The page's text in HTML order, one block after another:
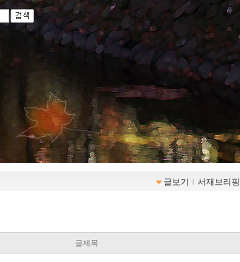
글보기 ｌ 서재브리핑
글제목